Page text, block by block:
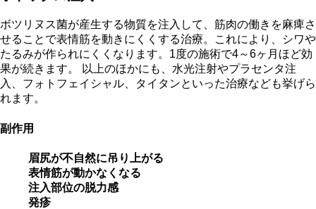
ボツリヌス菌が産生する物質を注入して、筋肉の働きを麻痺さ
せることで表情筋を動きにくくする治療。これにより、シワや
たるみが作られにくくなります。1度の施術で4～6ヶ月ほど効
果が続きます。 以上のほかにも、水光注射やプラセンタ注
入、フォトフェイシャル、タイタンといった治療なども挙げら
れます。
副作用
眉尻が不自然に吊り上がる
表情筋が動かなくなる
注入部位の脱力感
発疹